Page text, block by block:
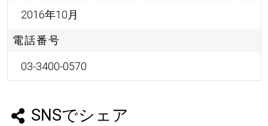
2016年10月
電話番号
03-3400-0570
SNSでシェア